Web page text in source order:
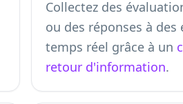
Collectez des
ou des réponses à des
temps réel grâce à un
retour d'information.